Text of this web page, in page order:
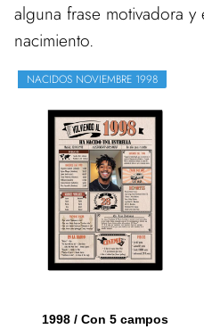
alguna frase motivadora y
nacimiento.
NACIDOS NOVIEMBRE 1998
1998 / Con 5 campos